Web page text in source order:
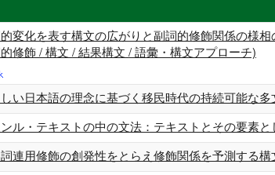
変化を表す構文の広がりと副詞的修飾関係の様
修飾 / 構文 / 結果構文 / 語彙・構文アプローチ)
い日本語の理念に基づく移民時代の持続可能な
ル・テキストの中の文法：テキストとその要素
連用修飾の創発性をとらえ修飾関係を予測する